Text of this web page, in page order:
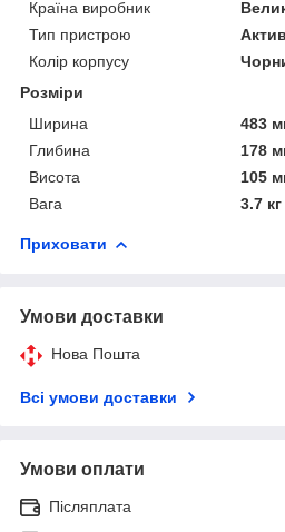
Країна виробник
Тип пристрою
Колір корпусу
Розміри
Ширина
483
Глибина
178
Висота
105
Вага
3.7 кг
Приховати
Умови доставки
Нова Пошта
Всі умови доставки
Умови оплати
Післяплата